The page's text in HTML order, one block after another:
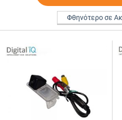
Φθηνότερο σε